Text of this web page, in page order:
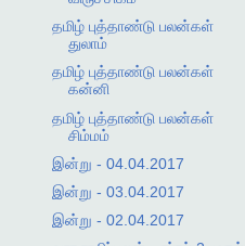
தமிழ் புத்தாண்டு பலன்கள்
துலாம்
தமிழ் புத்தாண்டு பலன்கள்
கன்னி
தமிழ் புத்தாண்டு பலன்கள்
சிம்மம்
இன்று - 04.04.2017
இன்று - 03.04.2017
இன்று - 02.04.2017